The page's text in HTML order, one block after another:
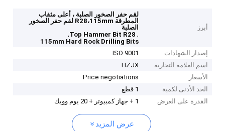
أبرز
لقم حفر الصخور الصلبة ، أعلى مثقاب
المطرقة R28،115mm لقم حفر الصخور
الصلبة
,
Top Hammer Bit R28
,
115mm Hard Rock Drilling Bits
إصدار الشهادات
ISO 9001
اسم العلامة التجارية
HZJX
الأسعار
Price negotiations
الحد الأدنى لكمية
1 قطع
القدرة على العرض
1 + جهاز كمبيوتر + 20 يوم وويك
عرض المزيد